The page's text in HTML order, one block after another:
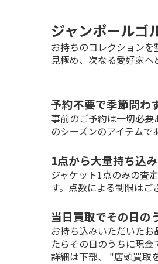
ジャンポールゴ
お持ちのコレクション
見極め、次なる愛好家へ
予約不要で季節問わ
事前のご予約は一切必
のシーズンのアイテムで
1点から大量持ち込
ジャケット1点のみの査
す。点数による制限はご
当日買取でその日の
お持ち込みいただいた
たらその日のうちに現金
詳細は下部、 "店頭買取